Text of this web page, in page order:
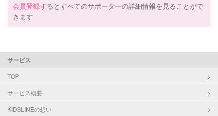
会員登録するとすべてのサポーターの詳細情報を見ることがで
きます
サービス
TOP
サービス概要
KIDSLINEの想い